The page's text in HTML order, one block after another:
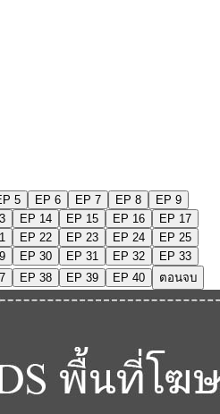
5 EP 6 EP 7 EP 8
EP 9
EP 14 EP 15 EP 16
EP 17
EP 22 EP 23 EP 24
EP 25
EP 30 EP 31 EP 32
EP 33
EP 38 EP 39 EP 40 ตอนจบ